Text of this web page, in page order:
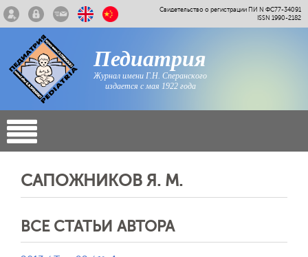
Свидетельство о регистрации ПИ N ФС77-34091
ISSN 1990-2182
Педиатрия
Журнал имени Г.Н. Сперанского
издается с мая 1922 года
САПОЖНИКОВ Я. М.
ВСЕ СТАТЬИ АВТОРА